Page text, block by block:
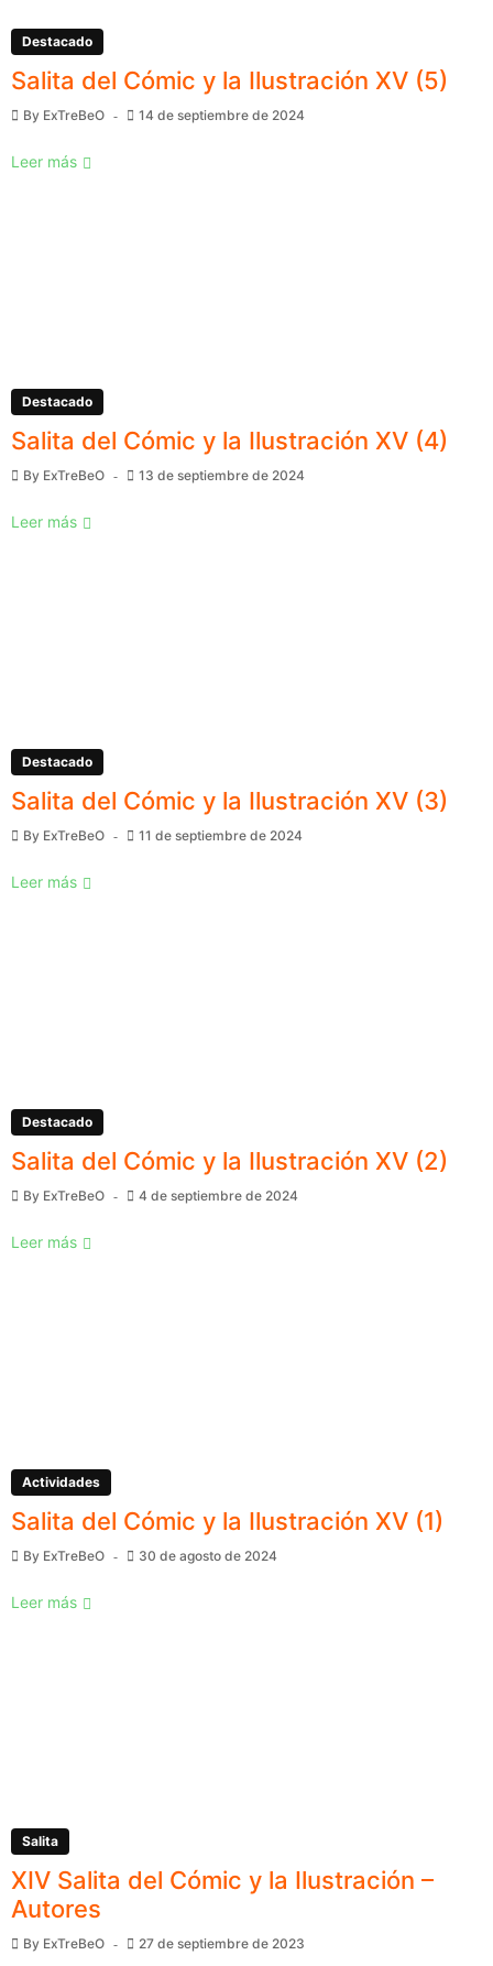
Destacado
Salita del Cómic y la Ilustración XV (5)
By ExTreBeO 14 de septiembre de 2024
Leer más
Destacado
Salita del Cómic y la Ilustración XV (4)
By ExTreBeO 13 de septiembre de 2024
Leer más
Destacado
Salita del Cómic y la Ilustración XV (3)
By ExTreBeO 11 de septiembre de 2024
Leer más
Destacado
Salita del Cómic y la Ilustración XV (2)
By ExTreBeO 4 de septiembre de 2024
Leer más
Actividades
Salita del Cómic y la Ilustración XV (1)
By ExTreBeO 30 de agosto de 2024
Leer más
Salita
XIV Salita del Cómic y la Ilustración –
Autores
By ExTreBeO 27 de septiembre de 2023